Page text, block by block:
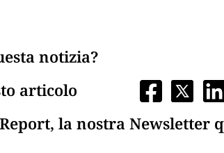
notizia?
articolo
la nostra Newsletter